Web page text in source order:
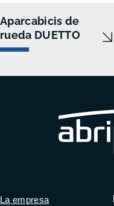
Aparcabicis de
rueda DUETTO
La empresa